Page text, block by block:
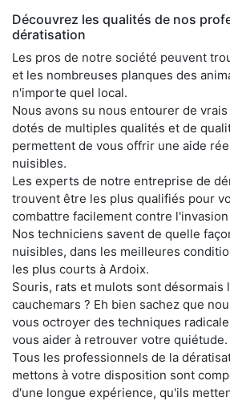
Découvrez les qualités de nos
dératisation
Les pros de notre société peuvent
et les nombreuses planques des
n'importe quel local.
Nous avons su nous entourer de
dotés de multiples qualités et de
permettent de vous offrir une aide
nuisibles.
Les experts de notre entreprise de
trouvent être les plus qualifiés pour
combattre facilement contre
Nos techniciens savent de quelle
nuisibles, dans les meilleures
les plus courts à Ardoix.
Souris, rats et mulots sont désormais
cauchemars ? Eh bien sachez que
vous octroyer des techniques
vous aider à retrouver votre quiétude.
Tous les professionnels de la
mettons à votre disposition sont
d'une longue expérience, qu'ils